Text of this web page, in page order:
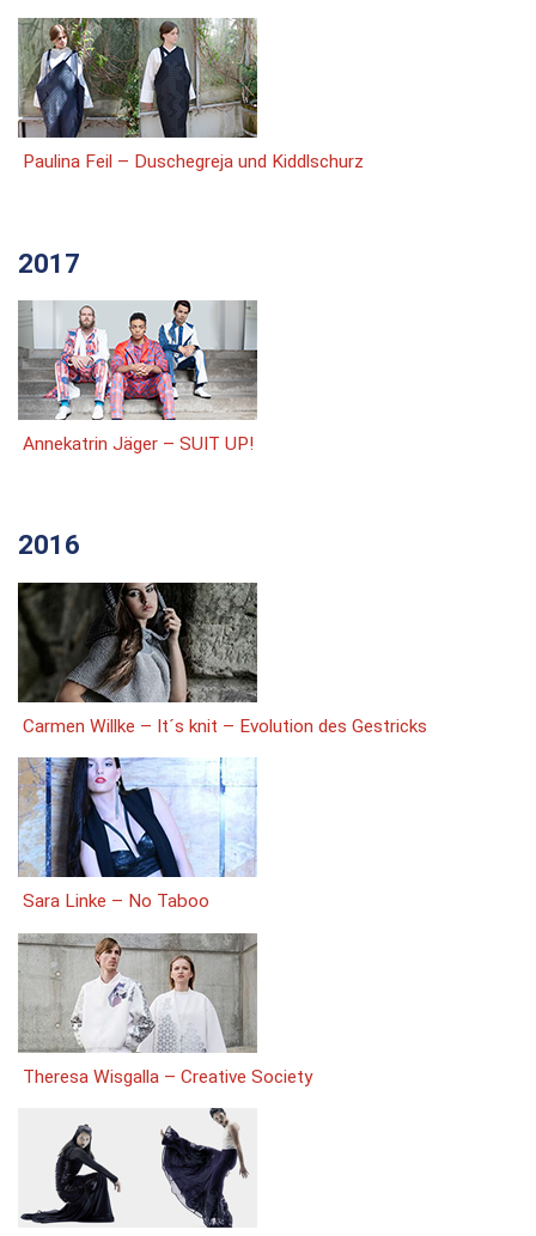
Paulina Feil – Duschegreja und Kiddlschurz
2017
Annekatrin Jäger – SUIT UP!
2016
Carmen Willke – It´s knit – Evolution des Gestricks
Sara Linke – No Taboo
Theresa Wisgalla – Creative Society